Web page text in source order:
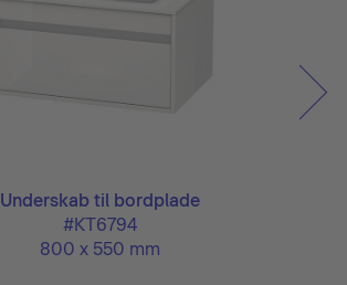
Underskab til bordplade
#KT6794
800 x 550 mm